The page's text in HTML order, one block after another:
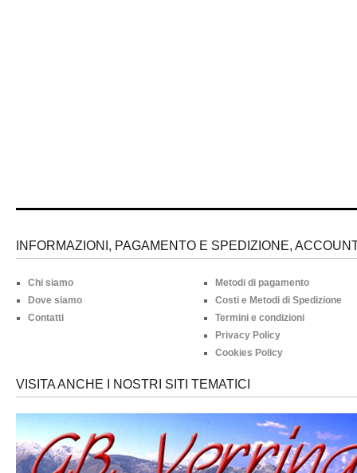
INFORMAZIONI, PAGAMENTO E SPEDIZIONE,
Chi siamo
Dove siamo
Contatti
Metodi di pagamento
Costi e Metodi di Spedizione
Termini e condizioni
Privacy Policy
Cookies Policy
VISITA ANCHE I NOSTRI SITI TEMATICI